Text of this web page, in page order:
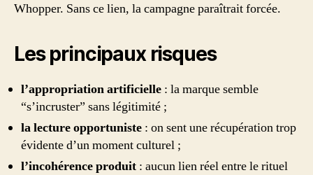
Whopper. Sans ce lien, la campagne paraîtrait forcée.
Les principaux risques
l’appropriation artificielle : la marque semble
“s’incruster” sans légitimité ;
la lecture opportuniste : on sent une récupération trop
évidente d’un moment culturel ;
l’incohérence produit : aucun lien réel entre le rituel